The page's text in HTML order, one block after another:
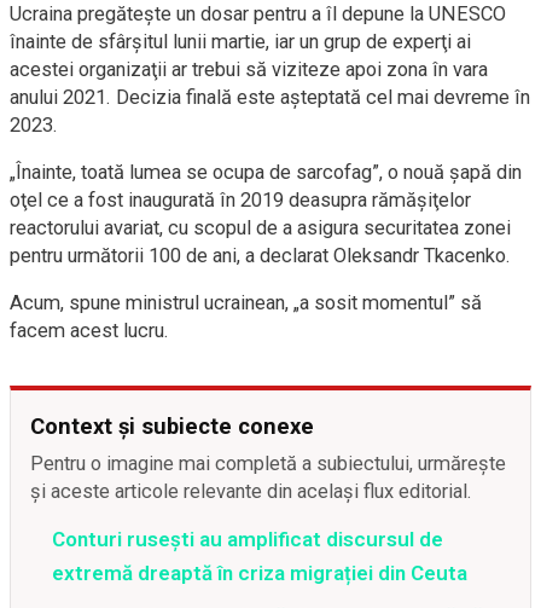
Ucraina pregăteşte un dosar pentru a îl depune la UNESCO
înainte de sfârşitul lunii martie, iar un grup de experţi ai
acestei organizaţii ar trebui să viziteze apoi zona în vara
anului 2021. Decizia finală este aşteptată cel mai devreme în
2023.
„Înainte, toată lumea se ocupa de sarcofag”, o nouă şapă din
oţel ce a fost inaugurată în 2019 deasupra rămăşiţelor
reactorului avariat, cu scopul de a asigura securitatea zonei
pentru următorii 100 de ani, a declarat Oleksandr Tkacenko.
Acum, spune ministrul ucrainean, „a sosit momentul” să
facem acest lucru.
Context și subiecte conexe
Pentru o imagine mai completă a subiectului, urmărește
și aceste articole relevante din același flux editorial.
Conturi rusești au amplificat discursul de
extremă dreaptă în criza migrației din Ceuta